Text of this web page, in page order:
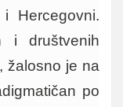
Hercegovni.
i društvenih
žalosno je na
po